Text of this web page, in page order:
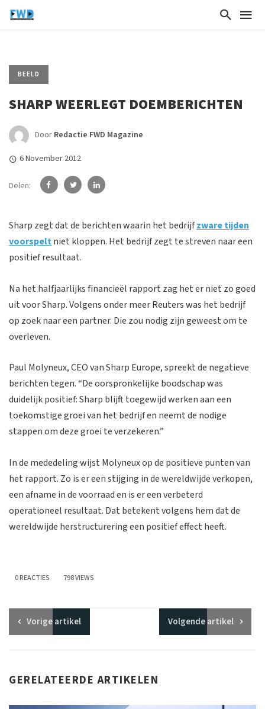
BEELD
SHARP WEERLEGT DOEMBERICHTEN
Door Redactie FWD Magazine
6 November 2012
Delen:
Sharp zegt dat de berichten waarin het bedrijfzware tijden
voorspeltniet kloppen. Het bedrijf zegt te streven naar een
positief resultaat.
Na het halfjaarlijks financieël rapport zag het er niet zo goed
uit voor Sharp. Volgens onder meer Reuters was het bedrijf
op zoek naar een partner. Die zou nodig zijn geweest om te
overleven.
Paul Molyneux, CEO van Sharp Europe, spreekt de negatieve
berichten tegen. “De oorspronkelijke boodschap was
duidelijk positief: Sharp blijft toegewijd werken aan een
toekomstige groei van het bedrijf en neemt de nodige
stappen om deze groei te verzekeren.”
In de mededeling wijst Molyneux op de positieve punten van
het rapport. Zo is er een stijging in de wereldwijde verkopen,
een afname in de voorraad en is er een verbeterd
operationeel resultaat. Dat betekent volgens hem dat de
wereldwijde herstructurering een positief effect heeft.
0 REACTIES 798 VIEWS
Vorigeartikel Volgendeartikel
GERELATEERDE ARTIKELEN